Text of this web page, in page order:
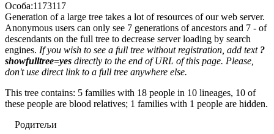
Особа:1173117
Generation of a large tree takes a lot of resources of our web server.
Anonymous users can only see 7 generations of ancestors and 7 - of
descendants on the full tree to decrease server loading by search
engines. If you wish to see a full tree without registration, add text ?
showfulltree=yes directly to the end of URL of this page. Please,
don't use direct link to a full tree anywhere else.
This tree contains: 5 families with 18 people in 10 lineages, 10 of
these people are blood relatives; 1 families with 1 people are hidden.
Родитељи